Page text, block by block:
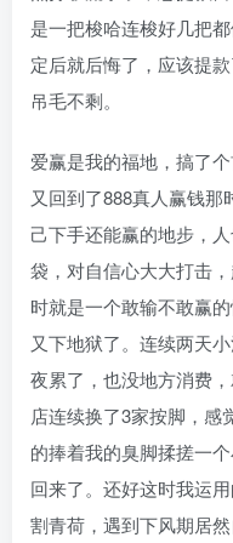
是一把梭哈连梭好几把
定后就后悔了，应该提
吊毛不剩。
爱赢是我的福地，搞了
又回到了888真人赢钱
己下手还能赢的地步，
袋，对自信心大大打击
时就是一个敢输不敢赢
又下地狱了。连续两天
夜累了，也没地方消费
店连续换了3家按脚，感
的捧着我的臭脚揉搓一
回来了。还好这时我运
割青荷，遇到下风期居